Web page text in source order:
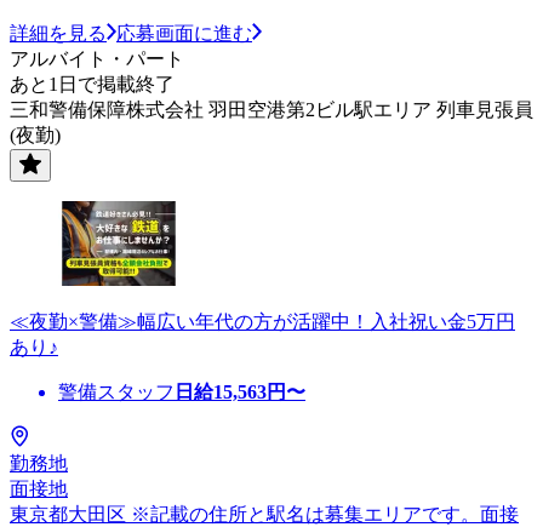
詳細を見る
応募画面に進む
アルバイト・パート
あと1日で掲載終了
三和警備保障株式会社 羽田空港第2ビル駅エリア 列車見張員
(夜勤)
≪夜勤×警備≫幅広い年代の方が活躍中！入社祝い金5万円
あり♪
警備スタッフ 日給15,563円〜
勤務地
面接地
東京都大田区 ※記載の住所と駅名は募集エリアです。面接